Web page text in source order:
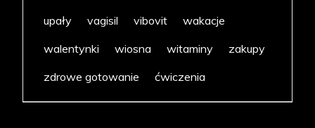
upały
vagisil vibovit
wakacje
walentynki
wiosna witaminy
zakupy
zdrowe gotowanie
ćwiczenia